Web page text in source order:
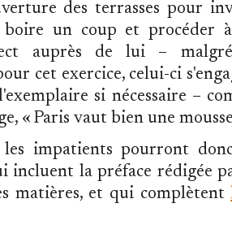
des terrasses pour
un coup et procéder
auprès de lui –
cet exercice, celui-ci
si nécessaire –
« Paris vaut bien une
impatients pourront
incluent la préface rédigée
matières, et qui complètent